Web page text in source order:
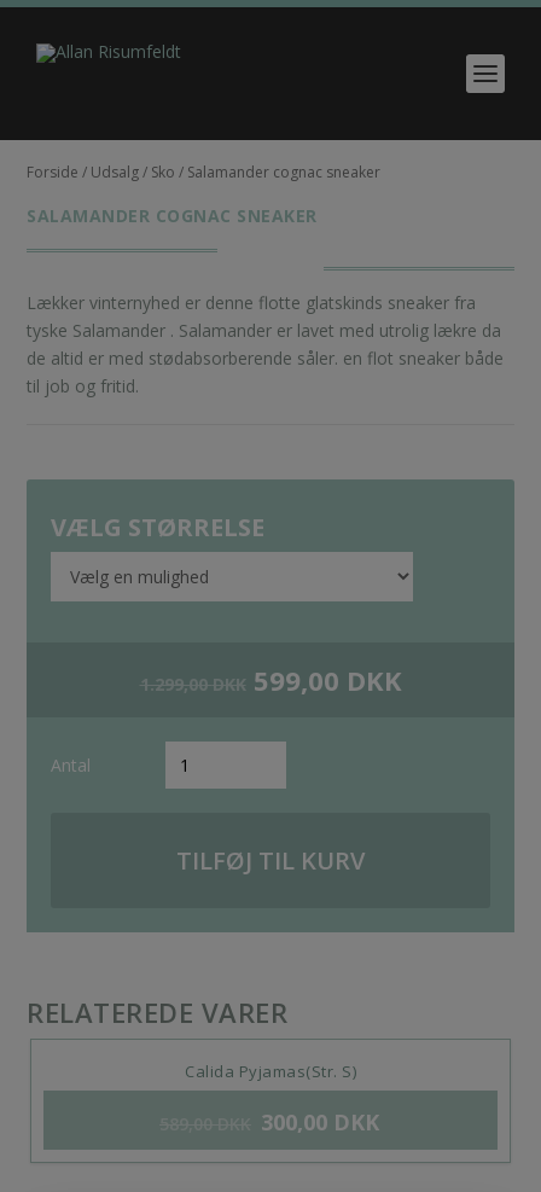
Forside / Udsalg/ Sko / Salamander cognac sneaker
SALAMANDER COGNAC SNEAKER
Lækker vinternyhed er denne flotte glatskinds sneaker fra
tyske Salamander . Salamander er lavet med utrolig lækre da
de altid er med stødabsorberende såler. en flot sneaker både
til job og fritid.
VÆLG STØRRELSE
1.299,00DKK 599,00 DKK
Antal
TILFØJ TIL KURV
RELATEREDE VARER
Calida Pyjamas(Str. S)
300,00 DKK